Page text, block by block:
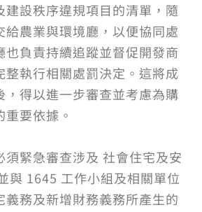
建設秩序違規項目的清單，隨
給農業與環境廳，以便協同處
也負責持續追蹤並督促開發商
整執行相關處罰決定。這將成
，得以進一步審查並考慮為購
要依據。
須緊急審查涉及 社會住宅及安
與 1645 工作小組及相關單位
義務及新增財務義務所產生的